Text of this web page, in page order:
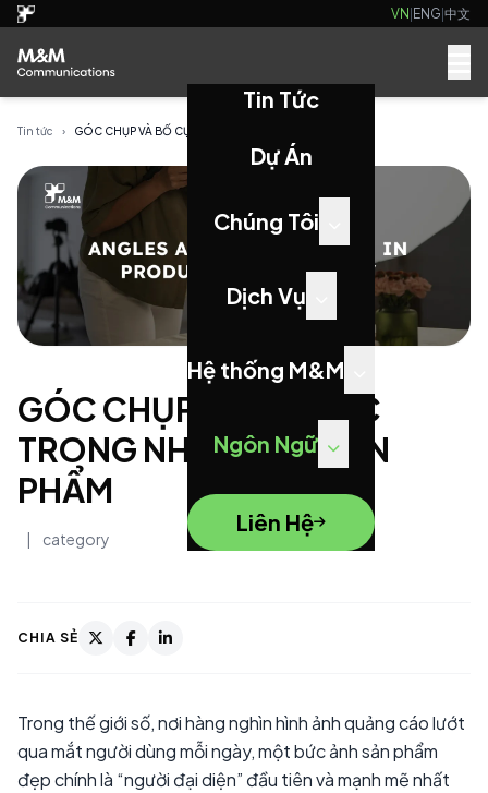
VN|ENG|中文
Tin Tức
Dự Án
Chúng Tôi
Dịch Vụ
Hệ thống M&M
Ngôn Ngữ
Liên Hệ
Tin tức ›
GÓC CHỤP VÀ BỐ CỤC
TRONG NHIẾP ẢNH SẢN
PHẨM
| category
CHIA SẺ
Trong thế giới số, nơi hàng nghìn hình ảnh quảng cáo lướt
qua mắt người dùng mỗi ngày, một bức ảnh sản phẩm
đẹp chính là “người đại diện” đầu tiên và mạnh mẽ nhất